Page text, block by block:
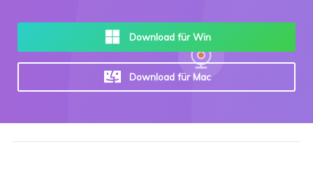
Download für Win
Download für Mac